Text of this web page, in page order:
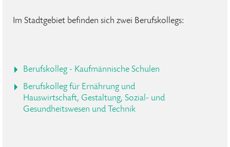
Im Stadtgebiet befinden sich zwei Berufskollegs:
Berufskolleg - Kaufmännische Schulen
Berufskolleg für Ernährung und
Hauswirtschaft, Gestaltung, Sozial- und
Gesundheitswesen und Technik